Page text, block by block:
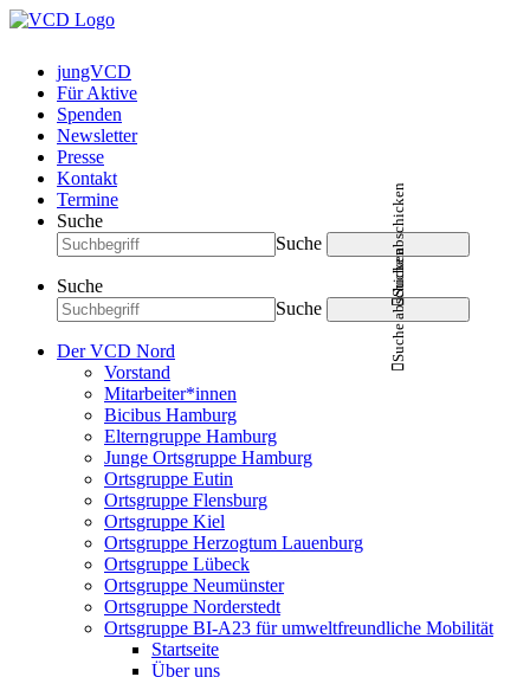
jungVCD
Für Aktive
Spenden
Newsletter
Presse
Kontakt
Termine
Suche
Suche
Suche abschicken
Suche
Suche
Suche abschicken
Der VCD Nord
Vorstand
Mitarbeiter*innen
Bicibus Hamburg
Elterngruppe Hamburg
Junge Ortsgruppe Hamburg
Ortsgruppe Eutin
Ortsgruppe Flensburg
Ortsgruppe Kiel
Ortsgruppe Herzogtum Lauenburg
Ortsgruppe Lübeck
Ortsgruppe Neumünster
Ortsgruppe Norderstedt
Ortsgruppe BI-A23 für umweltfreundliche Mobilität
Startseite
Über uns